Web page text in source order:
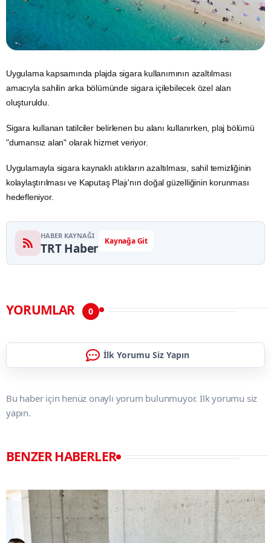
Uygulama kapsamında plajda sigarakullanımının azaltılması
amacıyla sahilin arka bölümünde sigara içilebilecek özel alan
oluşturuldu.
Sigara kullanan tatilciler belirlenen bu alanı kullanırken, plaj bölümü
"dumansız alan" olarak hizmet veriyor.
Uygulamayla sigara kaynaklı atıkların azaltılması, sahiltemizliğinin
kolaylaştırılması ve Kaputaş Plajı'nın doğal güzelliğinin korunması
hedefleniyor.
HABER KAYNAĞI
TRT Haber Kaynağa Git
YORUMLAR 0
İlk Yorumu Siz Yapın
Bu haber için henüz onaylı yorum bulunmuyor. İlk yorumu siz
yapın.
BENZER HABERLER